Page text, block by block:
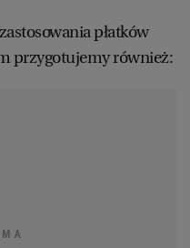
płatków
przygotujemy również: